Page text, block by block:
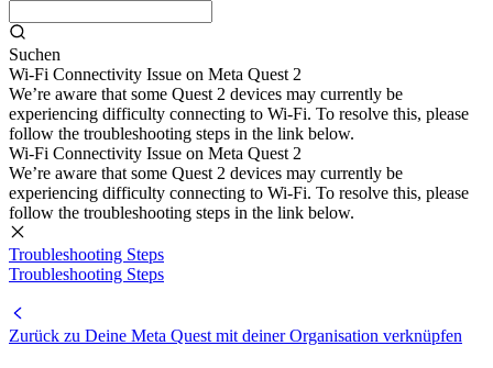
Suchen
Wi-Fi Connectivity Issue on Meta Quest 2
We’re aware that some Quest 2 devices may currently be
experiencing difficulty connecting to Wi-Fi. To resolve this, please
follow the troubleshooting steps in the link below.
Wi-Fi Connectivity Issue on Meta Quest 2
We’re aware that some Quest 2 devices may currently be
experiencing difficulty connecting to Wi-Fi. To resolve this, please
follow the troubleshooting steps in the link below.
Troubleshooting Steps
Troubleshooting Steps
Zurück zu Deine Meta Quest mit deiner Organisation verknüpfen